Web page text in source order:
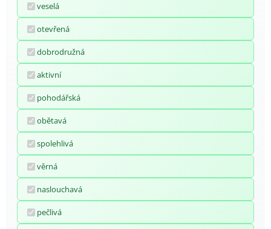
veselá
otevřená
dobrodružná
aktivní
pohodářská
obětavá
spolehlivá
věrná
naslouchavá
pečlivá